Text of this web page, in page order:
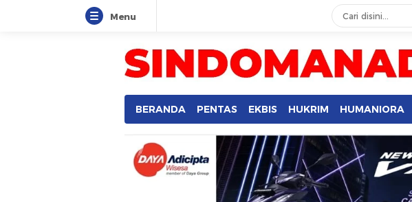
Menu
BERANDA PENTAS EKBIS HUKRIM HUMANIORA